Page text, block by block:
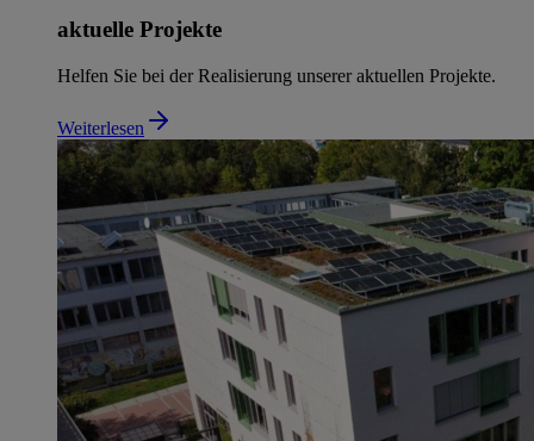
aktuelle Projekte
Helfen Sie bei der Realisierung unserer aktuellen Projekte.
Weiterlesen